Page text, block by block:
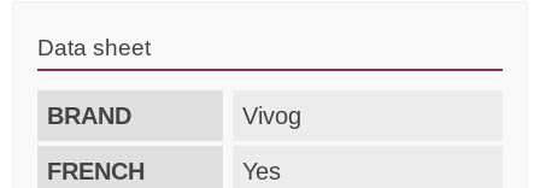
Data sheet
BRAND Vivog
FRENCH
Yes